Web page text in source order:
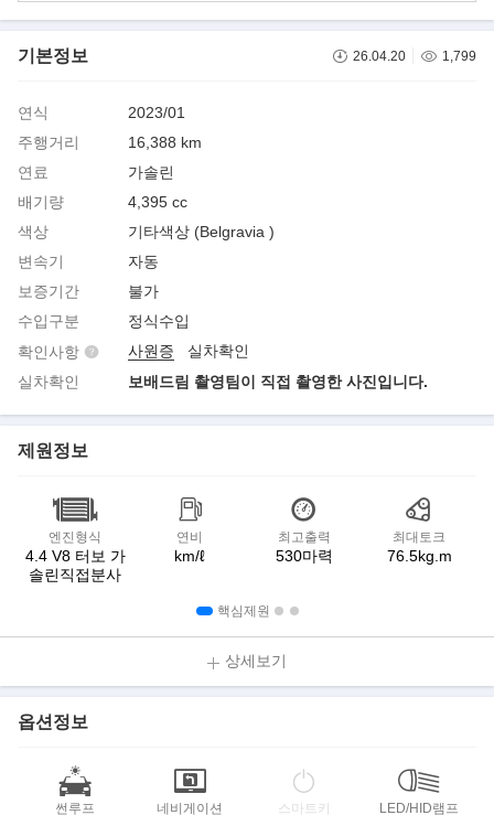
기본정보 26.04.20 1,799
연식
2023/01
주행거리
16,388 km
연료
가솔린
배기량
4,395 cc
색상
기타색상 (Belgravia )
변속기
자동
보증기간
불가
수입구분
정식수입
확인사항
사원증
실차확인
실차확인
보배드림 촬영팀이 직접 촬영한 사진입니다.
제원정보
엔진형식
4.4 V8 터보 가
솔린직접분사
연비
km/ℓ
최고출력
530마력
최대토크
76.5kg.m
핵심제원
상세보기
옵션정보
썬루프 네비게이션 스마트키 LED/HID램프